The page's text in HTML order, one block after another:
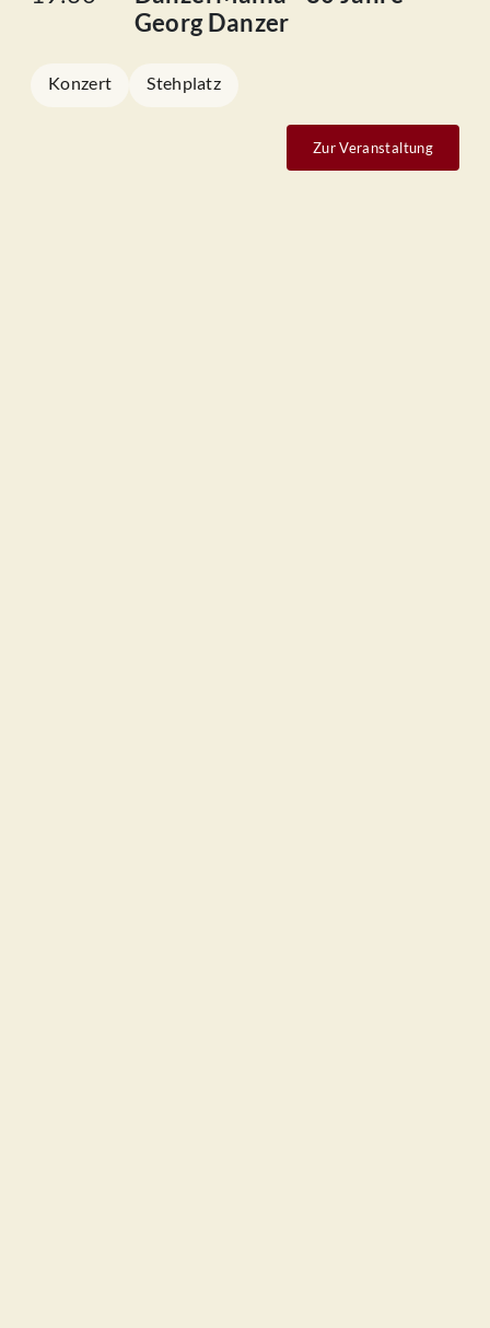
Georg Danzer
Konzert Stehplatz
Zur Veranstaltung